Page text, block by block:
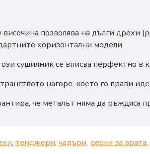
позволява на дълги дрехи
хоризонтални модели.
сушилник се вписва перфектно в
нагоре, което го прави
че металът няма да ръждяса
, тенджери, чадъри, ресни за врата,